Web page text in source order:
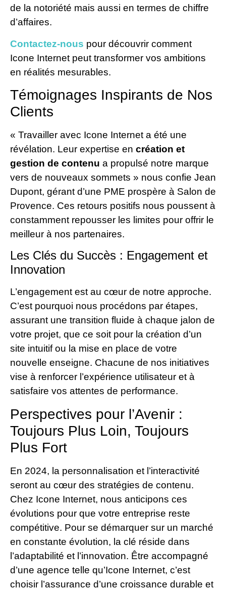
de la notoriété mais aussi en termes de chiffre
d’affaires.
Contactez-nous pour découvrir comment
Icone Internet peut transformer vos ambitions
en réalités mesurables.
Témoignages Inspirants de Nos
Clients
« Travailler avec Icone Internet a été une
révélation. Leur expertise en création et
gestion de contenu a propulsé notre marque
vers de nouveaux sommets » nous confie Jean
Dupont, gérant d’une PME prospère à Salon de
Provence. Ces retours positifs nous poussent à
constamment repousser les limites pour offrir le
meilleur à nos partenaires.
Les Clés du Succès : Engagement et
Innovation
L’engagement est au cœur de notre approche.
C’est pourquoi nous procédons par étapes,
assurant une transition fluide à chaque jalon de
votre projet, que ce soit pour la création d’un
site intuitif ou la mise en place de votre
nouvelle enseigne. Chacune de nos initiatives
vise à renforcer l’expérience utilisateur et à
satisfaire vos attentes de performance.
Perspectives pour l’Avenir :
Toujours Plus Loin, Toujours
Plus Fort
En 2024, la personnalisation et l’interactivité
seront au cœur des stratégies de contenu.
Chez Icone Internet, nous anticipons ces
évolutions pour que votre entreprise reste
compétitive. Pour se démarquer sur un marché
en constante évolution, la clé réside dans
l’adaptabilité et l’innovation. Être accompagné
d’une agence telle qu’Icone Internet, c’est
choisir l’assurance d’une croissance durable et